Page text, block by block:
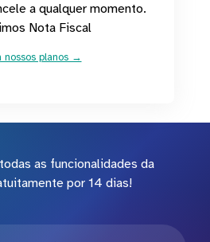
a qualquer momento.
Nota Fiscal
nossos planos →
as funcionalidades da
por 14 dias!